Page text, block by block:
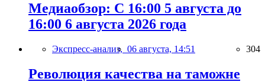
Медиаобзор: С 16:00 5 августа до
16:00 6 августа 2026 года
Экспресс-анализ, 06 августа, 14:51 304
Революция качества на таможне